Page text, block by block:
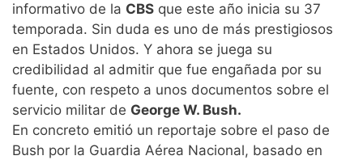
informativo de la CBS que este año inicia su 37
temporada. Sin duda es uno de más prestigiosos
en Estados Unidos. Y ahora se juega su
credibilidad al admitir que fue engañada por su
fuente, con respeto a unos documentos sobre el
servicio militar de George W. Bush.
En concreto emitió un reportaje sobre el paso de
Bush por la Guardia Aérea Nacional, basado en